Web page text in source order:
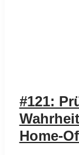
#121:
Home-